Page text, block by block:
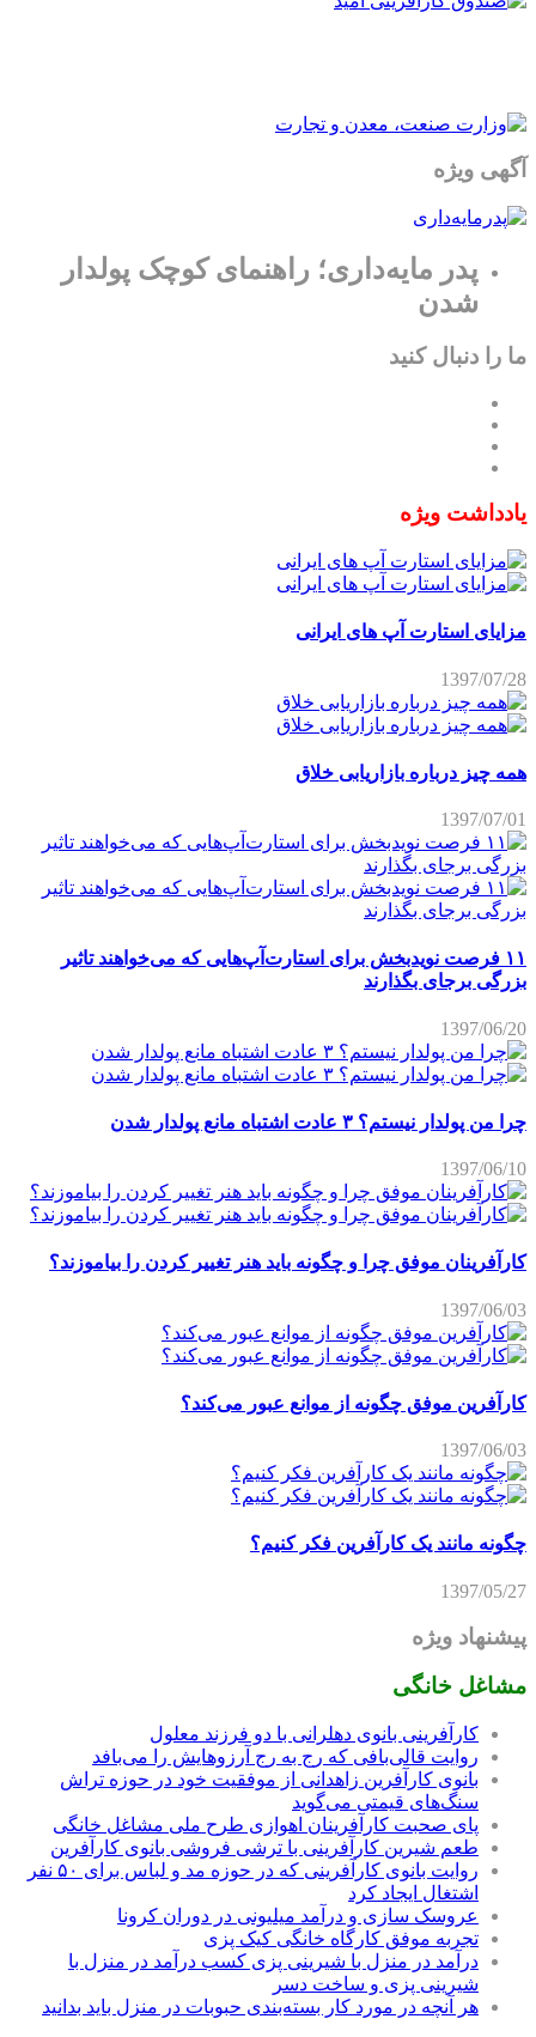
آگهی ویژه
پدر مایه‌داری؛ راهنمای کوچک پولدار
شدن
ما را دنبال کنید
یادداشت ویژه
مزایای استارت آپ های ایرانی
1397/07/28
همه چیز درباره بازاریابی خلاق
1397/07/01
۱۱ فرصت نویدبخش برای استارت‌آپ‌هایی که می‌خواهند تاثیر
بزرگی برجای بگذارند
1397/06/20
چرا من پولدار نیستم؟ ۳ عادت اشتباه مانع پولدار شدن
1397/06/10
کارآفرینان موفق چرا و چگونه باید هنر تغییر کردن را بیاموزند؟
1397/06/03
کارآفرین موفق چگونه از موانع عبور می‌کند؟
1397/06/03
چگونه مانند یک کارآفرین فکر کنیم؟
1397/05/27
پیشنهاد ویژه
مشاغل خانگی
کارآفرینی بانوی دهلرانی با دو فرزند معلول
روایت قالی‌بافی که رج به رج آرزوهایش را می‌بافد
بانوی کارآفرین زاهدانی از موفقیت خود در حوزه تراش
سنگ‌های قیمتی می‌گوید
پای صحبت کارآفرینان اهوازی طرح ملی مشاغل خانگی
طعم شیرین کارآفرینی با ترشی فروشی بانوی کارآفرین
روایت بانوی کارآفرینی که در حوزه مد و لباس برای ۵۰ نفر
اشتغال ایجاد کرد
عروسک سازی و درآمد میلیونی در دوران کرونا
تجربه موفق کارگاه خانگی کیک پزی
درآمد در منزل با شیرینی پزی کسب درآمد در منزل با
شیرینی پزی و ساخت دسر
هر آنچه در مورد کار بسته‌بندی حبوبات در منزل باید بدانید